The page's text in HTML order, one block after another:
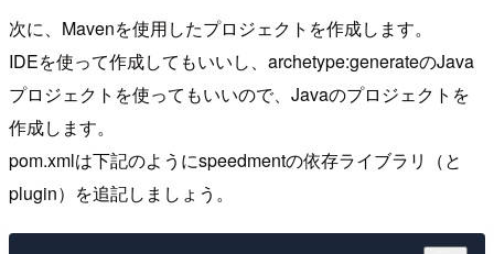
次に、Mavenを使用したプロジェクトを作成します。
IDEを使って作成してもいいし、archetype:generateのJava
プロジェクトを使ってもいいので、Javaのプロジェクトを
作成します。
pom.xmlは下記のようにspeedmentの依存ライブラリ（と
plugin）を追記しましょう。